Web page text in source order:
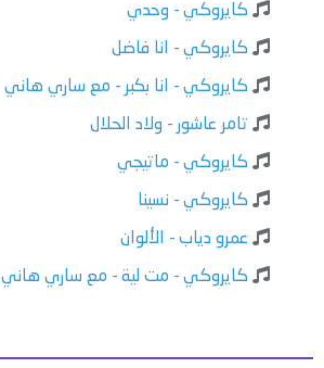
كايروكي - وحدي
كايروكي - انا فاضل
كايروكي - انا بكبر - مع ساري هاني
تامر عاشور - ولاد الحلال
كايروكي - ماتيجي
كايروكي - نسينا
عمرو دياب - الألوان
كايروكي - مت لية - مع ساري هاني